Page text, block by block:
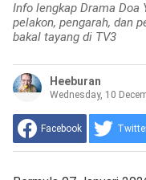
Info lengkap Drama Doa
pelakon, pengarah, dan
bakal tayang di TV3
Heeburan
Wednesday, 10
Facebook